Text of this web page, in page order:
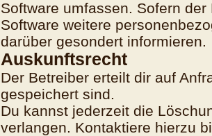
Software umfassen. Sofern
Software weitere
darüber gesondert informieren.
Auskunftsrecht
Der Betreiber erteilt dir auf
gespeichert sind.
Du kannst jederzeit die
verlangen. Kontaktiere hierzu